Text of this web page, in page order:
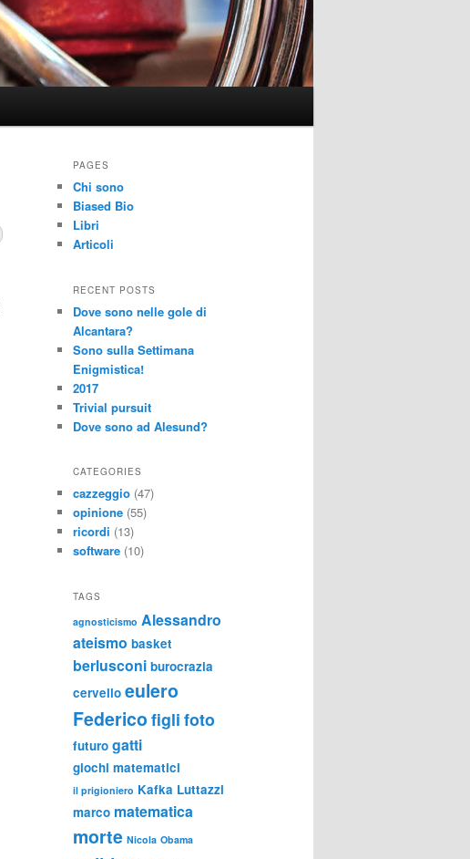
PAGES
Chi sono
Biased Bio
Libri
Articoli
RECENT POSTS
Dove sono nelle gole di
Alcantara?
Sono sulla Settimana
Enigmistica!
2017
Trivial pursuit
Dove sono ad Alesund?
CATEGORIES
cazzeggio (47)
opinione (55)
ricordi (13)
software (10)
TAGS
agnosticismo Alessandro
ateismo basket
berlusconi burocrazia
cervello eulero
Federico figli foto
futuro gatti
giochi matematici
il prigioniero Kafka Luttazzi
marco matematica
morte Nicola Obama